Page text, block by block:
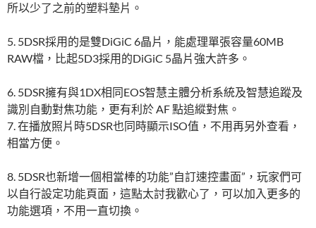
所以少了之前的塑料墊片。
5. 5DSR採用的是雙DiGiC 6晶片，能處理單張容量60MB
RAW檔，比起5D3採用的DiGiC 5晶片強大許多。
6. 5DSR擁有與1DX相同EOS智慧主體分析系統及智慧追蹤及
識別自動對焦功能，更有利於 AF 點追縱對焦。
7. 在播放照片時5DSR也同時顯示ISO值，不用再另外查看，
相當方便。
8. 5DSR也新增一個相當棒的功能”自訂速控畫面”，玩家們可
以自行設定功能頁面，這點太討我歡心了，可以加入更多的
功能選項，不用一直切換。